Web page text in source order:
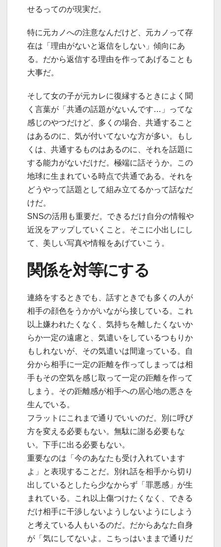
せるってのが現実だ。
特に元カノへの注意なんだけど、元カノって存
在は「理由がないと返信をしない」傾向にあ
る。だから返信する理由を作ってあげることも
大事だ。
そして女の子が元カレに復縁するときによく聞
く言葉が「共通の話題がないんです…」ってな
感じのやつだけど、多くの場合、共通すること
はあるのに、気が付いてないな方が多い。もし
くは、共通するものはあるのに、それを話題に
する能力がないだけだ。極端に話そうか。この
地球に生まれている時点で共通である。それを
どうやって話題として組み立てるかって話なだ
けだ。
SNSの活用も重要だ。できるだけ自分の情報や
近況をアップしていくこと。そこに小出しにし
て、美しい写真や情報をあげていこう。
関係を対等にする
連絡をするときでも、話すときでも多くの人が
相手の顔色をうかがいながら接している。これ
以上嫌われたくなく、気持ちを離したくないか
らか一定の遠慮と、気遣いをしているつもりか
もしれないが、その気遣いは間違っている。自
分から相手に一定の距離を作ってしまっては相
手もその空気を感じ取って一定の距離を作って
しまう。その距離感が相手への居心地の悪さを
生んでいる。
フラットにこれまで通りでいいのだ。別に呼び
方を変える必要もない。無駄に謝る必要もな
い。下手に出る必要もない。
重要なのは「今のあなたも受け入れています
よ」と表現することだ。別れ話を相手から切り
出しているとしたら少なからず「罪悪感」が生
まれている。これ以上傷つけたくなく、できる
だけ相手に干渉しないようしないようにしよう
と考えている人もいるのだ。だからあなた自身
が「気にしてないよ。こちっはいままで通りだ